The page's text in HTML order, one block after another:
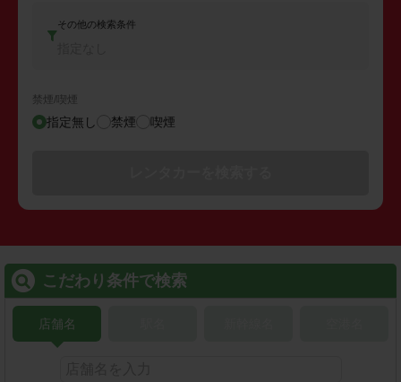
その他の検索条件
禁煙/喫煙
指定無し 禁煙 喫煙
こだわり条件で検索
店舗名